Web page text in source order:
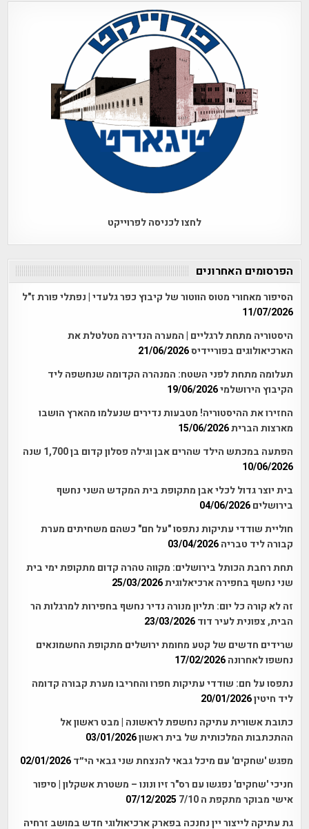
לחצו לכניסה לפרוייקט
הפרסומים האחרונים
הסיפור מאחורי מטוס הווטור של קיבוץ כפר גלעדי | נפתלי פורת ז"ל
11/07/2026
היסטוריה מתחת לרגליים | המערה הנדירה מטלטלת את
הארכיאולוגים בפוריידיס21/06/2026
תעלומה מתחת לפני השטח: המנהרה הקדומה שנחשפה ליד
הקיבוץ הירושלמי19/06/2026
החזירו את ההיסטוריה! מטבעות נדירים שנעלמו מהארץ הושבו
מארצות הברית15/06/2026
הפתעה במכתש הילד שהרים אבן וגילה פסלון קדום בן 1,700 שנה
10/06/2026
בית יוצר גדול לכלי אבן מתקופת בית המקדש השני נחשף
בירושלים 04/06/2026
חוליית שודדי עתיקות נתפסו "על חם" כשהם משחיתים מערת
קבורה ליד טבריה 03/04/2026
תחת רחבת הכותל בירושלים: מקווה טהרה קדום מתקופת ימי בית
שני נחשף בחפירה ארכיאלוגית25/03/2026
זה לא קורה כל יום: תליון מנורה נדיר נחשף בחפירות למרגלות הר
הבית, צפונית לעיר דוד 23/03/2026
שרידים חדשים של קטע מחומת ירושלים מתקופת החשמונאים
נחשפו לאחרונה 17/02/2026
נתפסו על חם: שודדי עתיקות חפרו והחריבו מערת קבורה קדומה
ליד חיטין20/01/2026
כתובת אשורית עתיקה נחשפת לראשונה | מבט ראשון אל
ההתכתבות המלכותית של בית ראשון03/01/2026
מפגש 'שחקים' עם מיכל גבאי להנצחת שני גבאי הי״ד 02/01/2026
חניכי 'שחקים' נפגשו עם רס"ר זיו ונונו – משטרת אשקלון | סיפור
אישי מבוקר מתקפת ה 7/10
07/12/2025
גת עתיקה לייצור יין נחנכה בפארק ארכיאולוגי חדש במושב זרחיה